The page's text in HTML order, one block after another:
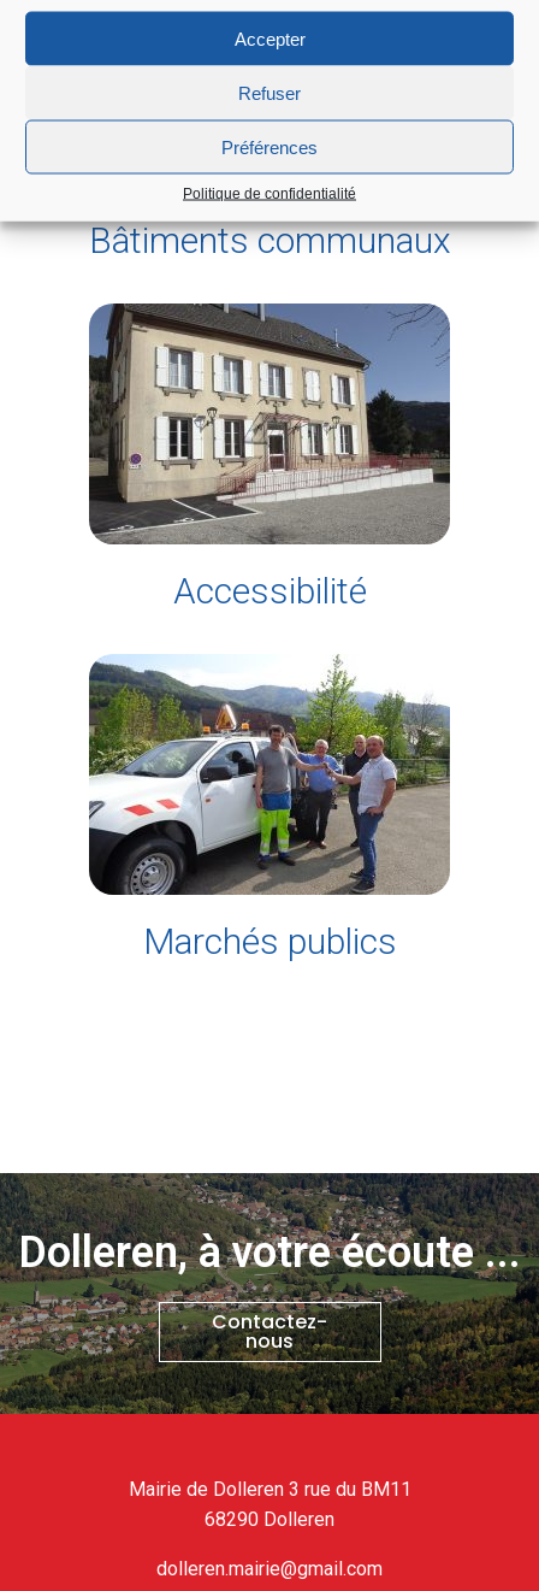
Accepter
Refuser
Préférences
Politique de confidentialité
Bâtiments communaux
Accessibilité
Marchés publics
Dolleren, à votre écoute ...
Contactez-
nous
Mairie de Dolleren 3 rue du BM11
68290 Dolleren
dolleren.mairie@gmail.com